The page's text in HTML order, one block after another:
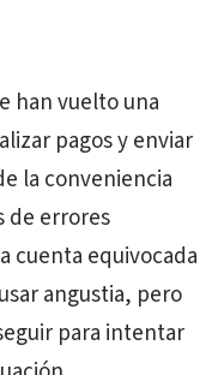
han vuelto una
pagos y enviar
la conveniencia
de errores
cuenta equivocada
angustia, pero
para intentar